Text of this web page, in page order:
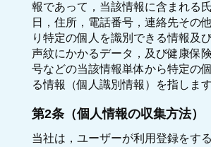
報であって，当該情報に含まれる
日，住所，電話番号，連絡先その
り特定の個人を識別できる情報及
声紋にかかるデータ，及び健康保
号などの当該情報単体から特定の
る情報（個人識別情報）を指します
第2条（個人情報の収集方法）
当社は，ユーザーが利用登録をす